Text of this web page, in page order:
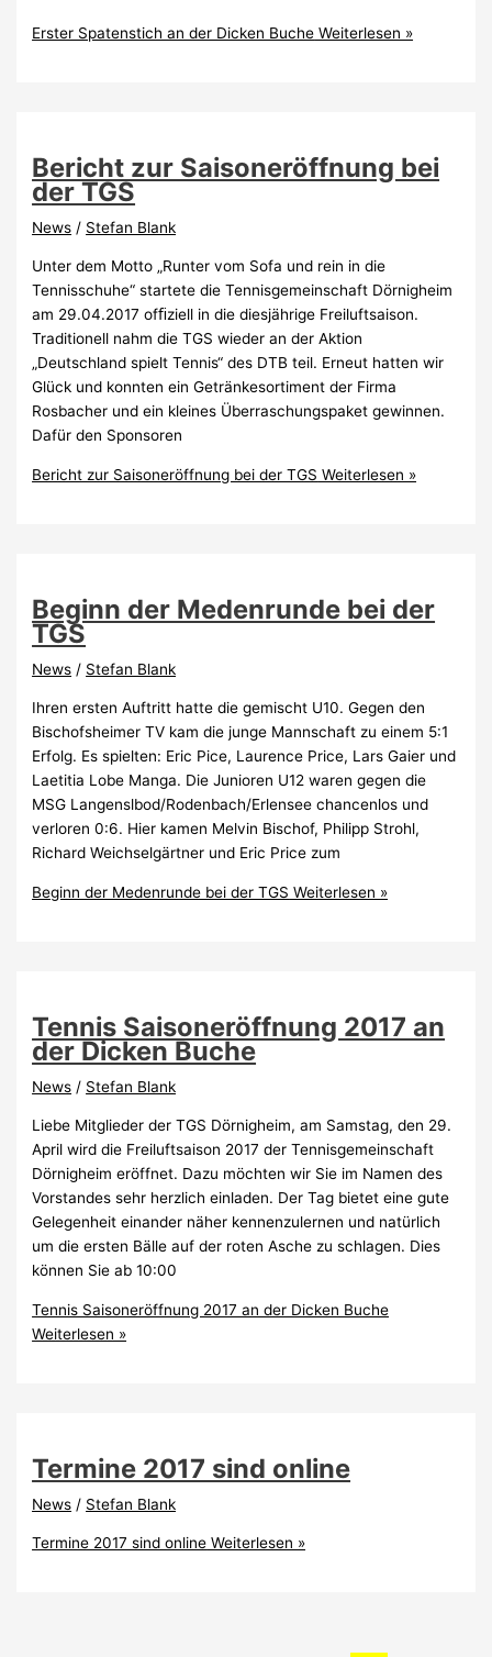
Erster Spatenstich an der Dicken Buche Weiterlesen »
Bericht zur Saisoneröffnung bei
der TGS
News / Stefan Blank
Unter dem Motto „Runter vom Sofa und rein in die
Tennisschuhe“ startete die Tennisgemeinschaft Dörnigheim
am 29.04.2017 ofﬁziell in die diesjährige Freiluftsaison.
Traditionell nahm die TGS wieder an der Aktion
„Deutschland spielt Tennis“ des DTB teil. Erneut hatten wir
Glück und konnten ein Getränkesortiment der Firma
Rosbacher und ein kleines Überraschungspaket gewinnen.
Dafür den Sponsoren
Bericht zur Saisoneröffnung bei der TGS Weiterlesen »
Beginn der Medenrunde bei der
TGS
News / Stefan Blank
Ihren ersten Auftritt hatte die gemischt U10. Gegen den
Bischofsheimer TV kam die junge Mannschaft zu einem 5:1
Erfolg. Es spielten: Eric Pice, Laurence Price, Lars Gaier und
Laetitia Lobe Manga. Die Junioren U12 waren gegen die
MSG Langenslbod/Rodenbach/Erlensee chancenlos und
verloren 0:6. Hier kamen Melvin Bischof, Philipp Strohl,
Richard Weichselgärtner und Eric Price zum
Beginn der Medenrunde bei der TGS Weiterlesen »
Tennis Saisoneröffnung 2017 an
der Dicken Buche
News / Stefan Blank
Liebe Mitglieder der TGS Dörnigheim, am Samstag, den 29.
April wird die Freiluftsaison 2017 der Tennisgemeinschaft
Dörnigheim eröffnet. Dazu möchten wir Sie im Namen des
Vorstandes sehr herzlich einladen. Der Tag bietet eine gute
Gelegenheit einander näher kennenzulernen und natürlich
um die ersten Bälle auf der roten Asche zu schlagen. Dies
können Sie ab 10:00
Tennis Saisoneröffnung 2017 an der Dicken Buche
Weiterlesen »
Termine 2017 sind online
News / Stefan Blank
Termine 2017 sind online Weiterlesen »